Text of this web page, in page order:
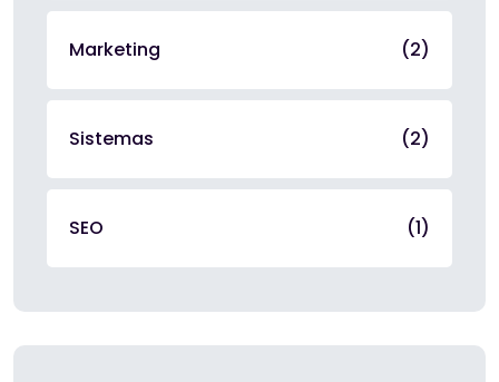
Marketing (2)
Sistemas (2)
SEO (1)